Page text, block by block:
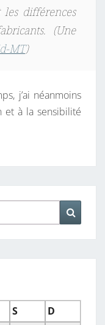
différences
(Une
MT)
j’ai néanmoins
et à la sensibilité
S
D